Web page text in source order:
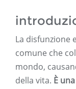
La disfunzione
comune che
mondo,
della vita. È